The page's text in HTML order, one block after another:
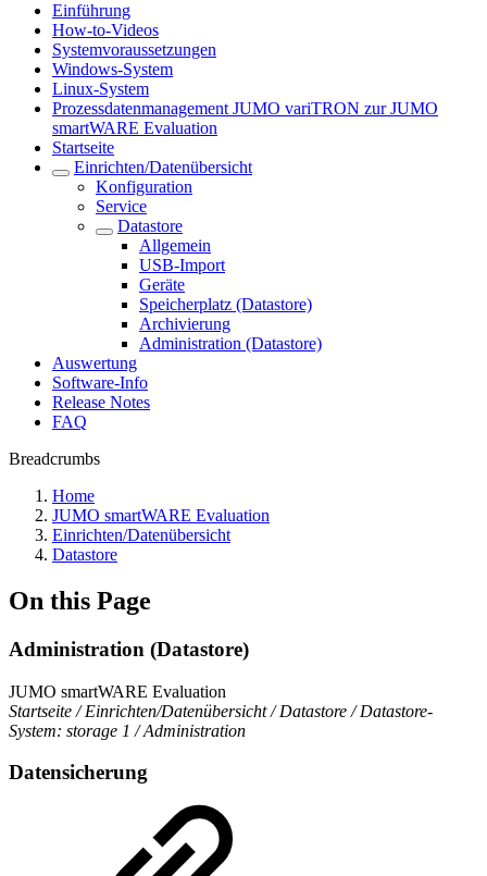
Einführung
How-to-Videos
Systemvoraussetzungen
Windows-System
Linux-System
Prozessdatenmanagement JUMO variTRON zur JUMO
smartWARE Evaluation
Startseite
Einrichten/Datenübersicht
Konfiguration
Service
Datastore
Allgemein
USB-Import
Geräte
Speicherplatz (Datastore)
Archivierung
Administration (Datastore)
Auswertung
Software-Info
Release Notes
FAQ
Breadcrumbs
Home
JUMO smartWARE Evaluation
Einrichten/Datenübersicht
Datastore
On this Page
Administration (Datastore)
JUMO smartWARE Evaluation
Startseite / Einrichten/Datenübersicht / Datastore / Datastore-
System: storage 1 / Administration
Datensicherung